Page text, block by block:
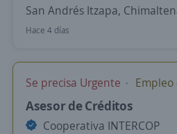
San Andrés Itzapa,
Hace 4 días
Se precisa Urgente
Asesor de Créditos
Cooperativa INTERCOP